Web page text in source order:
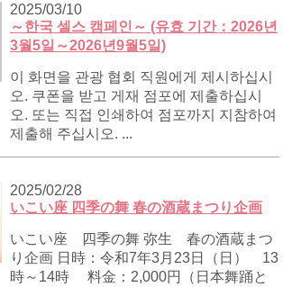
2025/03/10
～한국 셀스 캠페인～ (유효 기간：2026년
3월5일～2026년9월5일)
이 화면을 관광 협회 직원에게 제시하십시
오. 쿠폰을 받고 게재 점포에 제출하십시
오. 또는 직접 인쇄하여 점포까지 지참하여
제출해 주십시오. ...
2025/02/28
いこい座 四季の舞 春の酒蔵まつり企画
いこい座 四季の舞 弥生 春の酒蔵まつ
り企画 日時：令和7年3月23日（日） 13
時～14時 料金：2,000円（日本舞踊と